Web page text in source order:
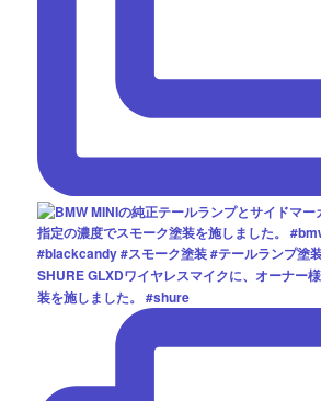
SHURE GLXDワイヤレスマイクに、オーナー
装を施しました。 #shure